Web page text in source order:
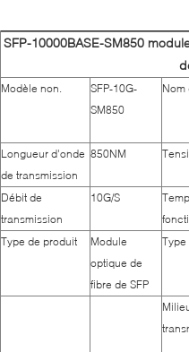
SFP-10000BASE-SM850
Modèle non.
SFP-10G-
SM850
Nom
Longueur d'onde
de transmission
850NM
Débit de
transmission
10G/S
Type de produit
Module
optique de
fibre de SFP
Type